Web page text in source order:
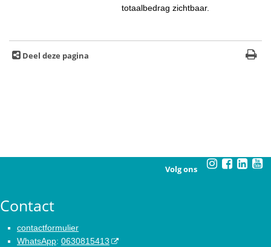
totaalbedrag zichtbaar.
Deel deze pagina
Volg ons
Contact
contactformulier
WhatsApp: 0630815413